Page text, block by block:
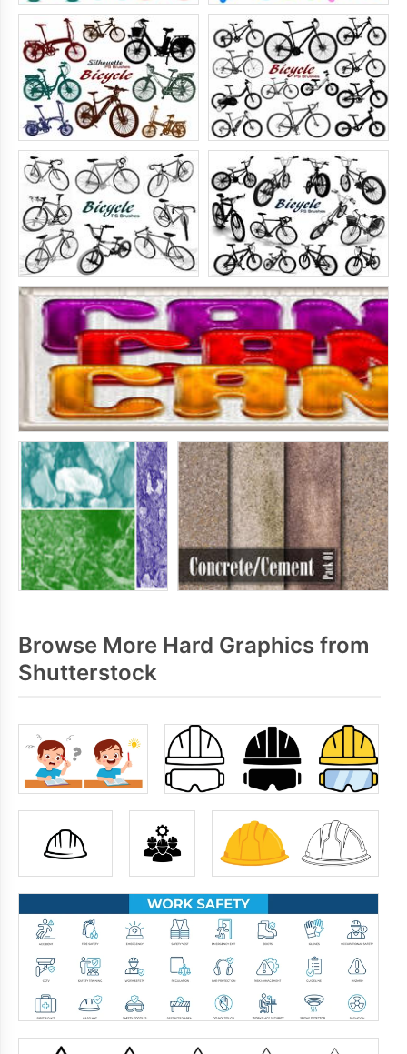
Browse More Hard Graphics from
Shutterstock